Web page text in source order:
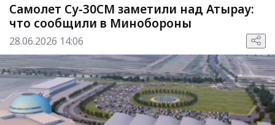
Самолет Су-30СМ заметили над Атырау:
что сообщили в Минобороны
28.06.2026 14:06